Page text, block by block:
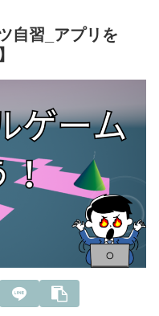
自習_アプリを